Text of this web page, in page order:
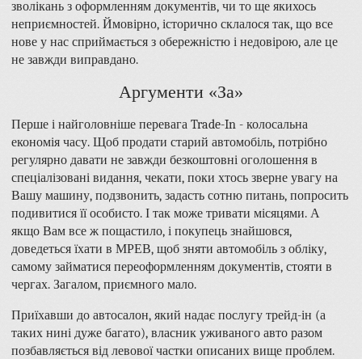
зволікань з оформленням документів, чи то ще якихось
неприємностей. Ймовірно, історично склалося так, що все
нове у нас сприймається з обережністю і недовірою, але це
не завжди виправдано.
Аргументи «За»
Перше і найголовніше перевага Trade-In - колосальна
економія часу. Щоб продати старий автомобіль, потрібно
регулярно давати не завжди безкоштовні оголошення в
спеціалізовані видання, чекати, поки хтось зверне увагу на
Вашу машину, подзвонить, задасть сотню питань, попросить
подивитися її особисто. І так може тривати місяцями. А
якщо Вам все ж пощастило, і покупець знайшовся,
доведеться їхати в МРЕВ, щоб зняти автомобіль з обліку,
самому займатися переоформленням документів, стояти в
чергах. Загалом, приємного мало.
Приїхавши до автосалон, який надає послугу трейд-ін (а
таких нині дуже багато), власник уживаного авто разом
позбавляється від левової частки описаних вище проблем.